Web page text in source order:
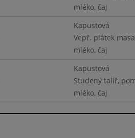
mléko, čaj
Kapustová
Vepř. plátek
mléko, čaj
Kapustová
Studený talíř,
mléko, čaj